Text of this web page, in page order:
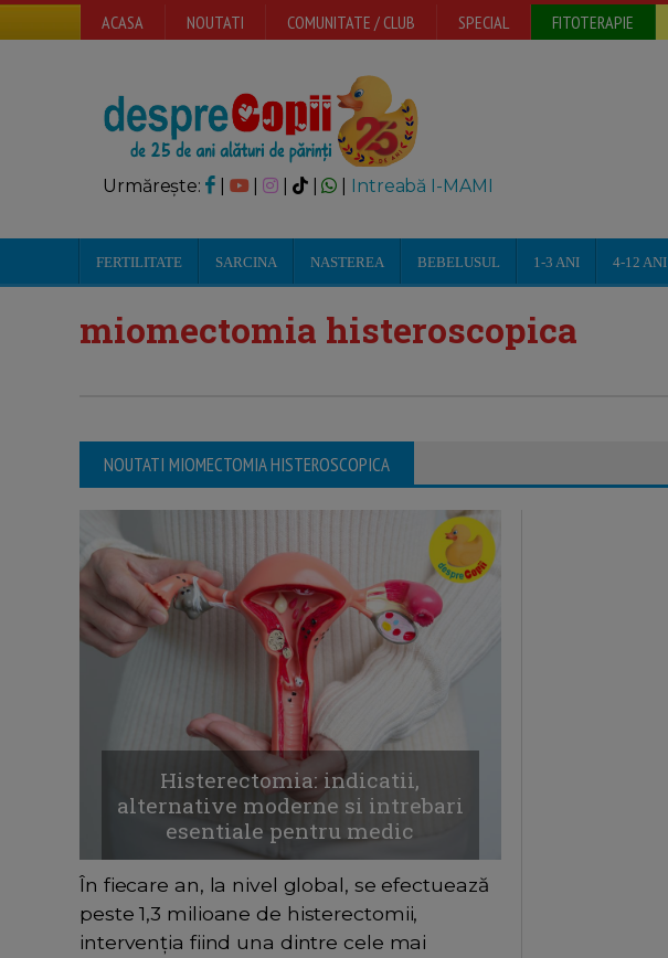
ACASA NOUTATI COMUNITATE / CLUB SPECIAL FITOTERAPIE
Urmărește: | | Intreabă I-MAMI
FERTILITATE SARCINA NASTEREA BEBELUSUL 1-3 ANI 4-12 ANI
miomectomia histeroscopica
NOUTATI MIOMECTOMIA HISTEROSCOPICA
Histerectomia: indicatii,
alternative moderne si intrebari
esentiale pentru medic
În fiecare an, la nivel global, se efectuează
peste 1,3 milioane de histerectomii,
intervenția fiind una dintre cele mai